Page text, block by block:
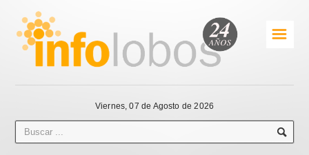
☰
Viernes, 07 de Agosto de 2026